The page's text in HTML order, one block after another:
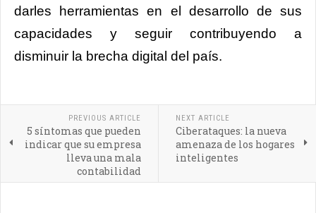
darles herramientas en el desarrollo de sus
capacidades y seguir contribuyendo a
disminuir la brecha digital del país.
PREVIOUS ARTICLE
5 síntomas que pueden
indicar que su empresa
lleva una mala
contabilidad
NEXT ARTICLE
Ciberataques: la nueva
amenaza de los hogares
inteligentes